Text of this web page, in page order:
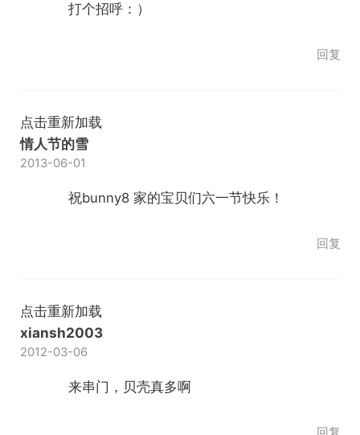
打个招呼：）
回复
点击重新加载
情人节的雪
2013-06-01
祝bunny8 家的宝贝们六一节快乐！
回复
点击重新加载
xiansh2003
2012-03-06
来串门，贝壳真多啊